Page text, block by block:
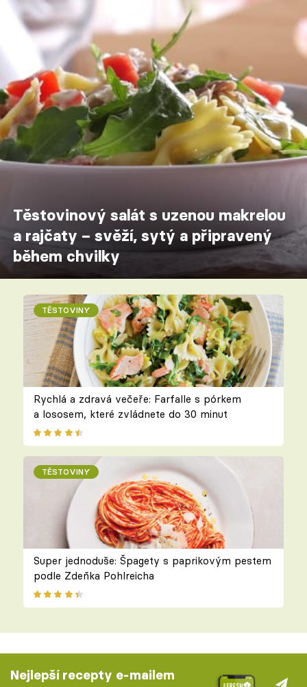
Těstovinový salát s uzenou makrelou
a rajčaty – svěží, sytý a připravený
během chvilky
TĚSTOVINY
Rychlá a zdravá večeře: Farfalle s pórkem
a lososem, které zvládnete do 30 minut
TĚSTOVINY
Super jednoduše: Špagety s paprikovým pestem
podle Zdeňka Pohlreicha
Nejlepší recepty e-mailem